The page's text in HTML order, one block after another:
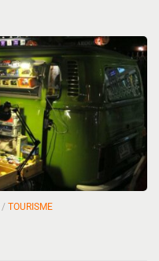
/ TOURISME